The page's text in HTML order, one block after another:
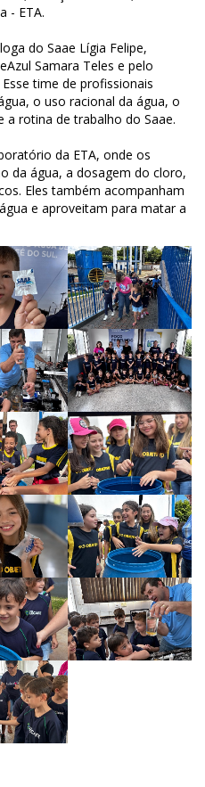
- ETA.
do Saae Lígia Felipe,
Samara Teles e pelo
time de profissionais
o uso racional da água, o
a rotina de trabalho do Saae.
da ETA, onde os
da água, a dosagem do cloro,
Eles também acompanham
e aproveitam para matar a